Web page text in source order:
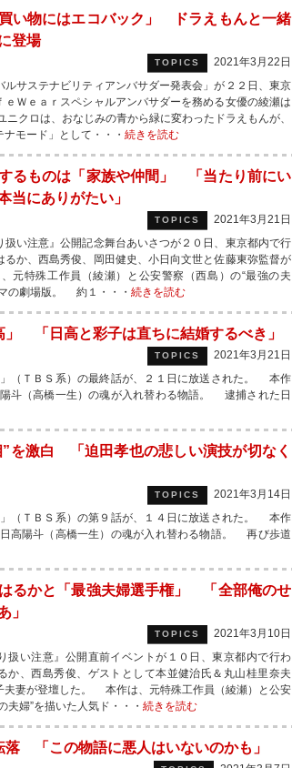
い物にはエコバック」 ドラえもんと一緒
登場
TOPICS
2021年3月22日
サステナビリティアンバサダー発表会」が２２日、東京
ｅＷｅａｒスペシャルアンバサダーを務める女優の綾瀬は
クロは、おなじみの青から緑に変わったドラえもんが、
モード」として・・・ 続きを読む
るものは「家族や仲間」 「当たり前にい
当にありがたい」
TOPICS
2021年3月21日
い注意』公開記念舞台あいさつが２０日、東京都内で行
るか、西島秀俊、岡田健史、小日向文世と佐藤東弥監督が
特殊工作員（綾瀬）と公安警察（西島）の“最強の夫
の劇場版。 約１・・・ 続きを読む
」 「日高と彩子は直ちに結婚するべき」
TOPICS
2021年3月21日
（ＴＢＳ系）の最終話が、２１日に放送された。 本作
斗（高橋一生）の魂が入れ替わる物語。 逮捕された日
”を激白 「迫田孝也の悲しい演技が切なく
TOPICS
2021年3月14日
（ＴＢＳ系）の第９話が、１４日に放送された。 本作
高陽斗（高橋一生）の魂が入れ替わる物語。 再び歩道
るかと「最強夫婦選手権」 「全部俺のせ
」
TOPICS
2021年3月10日
扱い注意』公開直前イベントが１０日、東京都内で行わ
か、西島秀俊、ゲストとして本並健治氏＆丸山桂里奈夫
夫妻が登壇した。 本作は、元特殊工作員（綾瀬）と公安
夫婦”を描いた人気ド・・・ 続きを読む
落 「この物語に悪人はいないのかも」